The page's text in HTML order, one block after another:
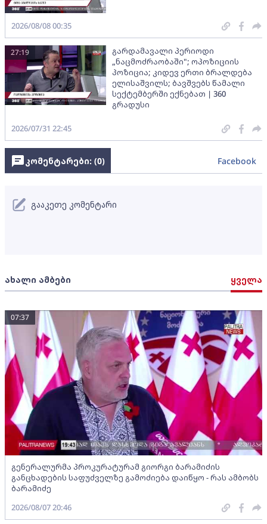
2026/08/08 00:35
გარდამავალი პერიოდი
„ნაცმოძრაობაში"; ოპოზიციის
პოზიცია; კიდევ ერთი ბრალდება
ელისაშვილს; ბავშვებს წამალი
სექტემბერში ექნებათ | 360
გრადუსი
27:19
2026/07/31 22:45
ახალი ამბები ყველა
გენერალურმა პროკურატურამ გიორგი ბარამიძის
განცხადების საფუძველზე გამოძიება დაიწყო - რას ამბობს
ბარამიძე
07:37
2026/08/07 20:46
კომენტარები: (0) Facebook
გააკეთე კომენტარი